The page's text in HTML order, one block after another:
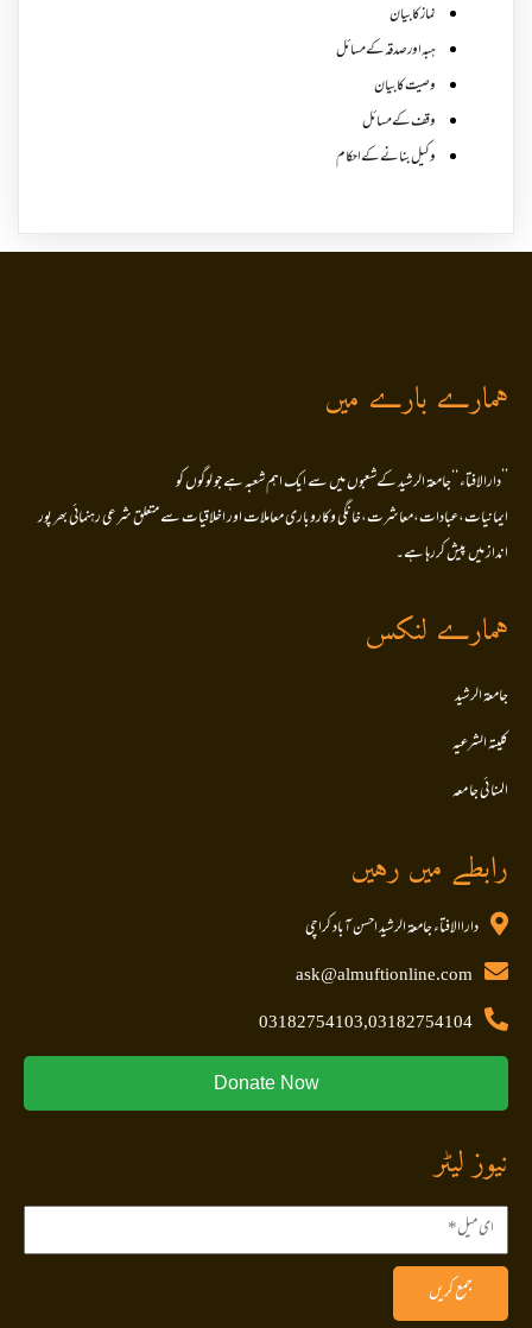
نماز کا بیان
ہبہ اور صدقہ کے مسائل
وصیت کا بیان
وقف کے مسائل
وکیل بنانے کے احکام
ہمارے بارے میں
’’دارالافتاء ‘‘جامعۃ الرشید کےشعبوں میں سے ایک اہم شعبہ ہے جو لوگوں کو
ایمانیات،عبادات،معاشرت،خانگی وکاروباری معاملات اور اخلاقیات سے متعلق شرعی رہنمائی بھر پور
انداز میں پیش کررہا ہے۔
ہمارے لنکس
جامعۃ الرشید
کلیتہ الشرعیہ
المنا ئی جا معہ
رابطے میں رہیں
داراالافتاء جامعۃ الرشید احسن آباد کراچی
ask@almuftionline.com
03182754103,03182754104
Donate Now
نیوز لیٹر
جمع کریں